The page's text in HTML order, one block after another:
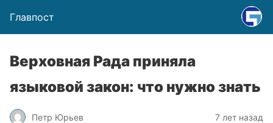
Главпост
Верховная Рада приняла
языковой закон: что нужно знать
Петр Юрьев 7 лет назад